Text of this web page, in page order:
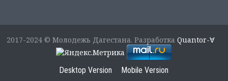
2017-2024 © Молодежь Дагестана. РазработкаQuantor-∀
Desktop Version Mobile Version